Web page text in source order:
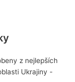
z nejlepších
Ukrajiny -